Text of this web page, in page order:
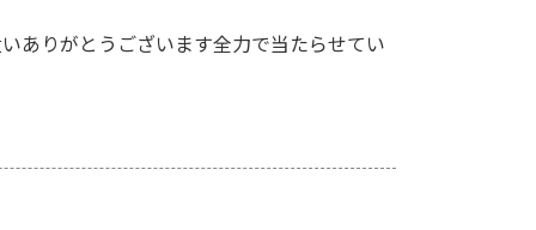
ありがとうございます全力で当たらせてい